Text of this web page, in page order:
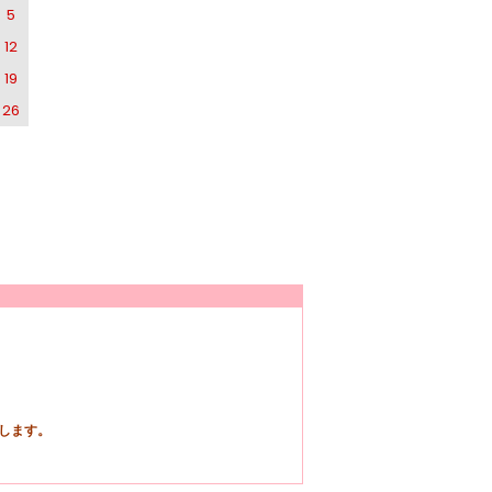
5
12
19
26
ます。